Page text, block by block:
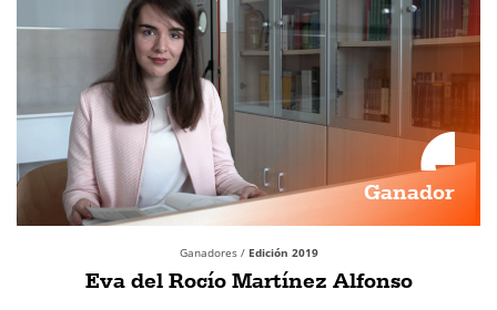
Ganador
Ganadores / Edición 2019
Eva del Rocío Martínez Alfonso